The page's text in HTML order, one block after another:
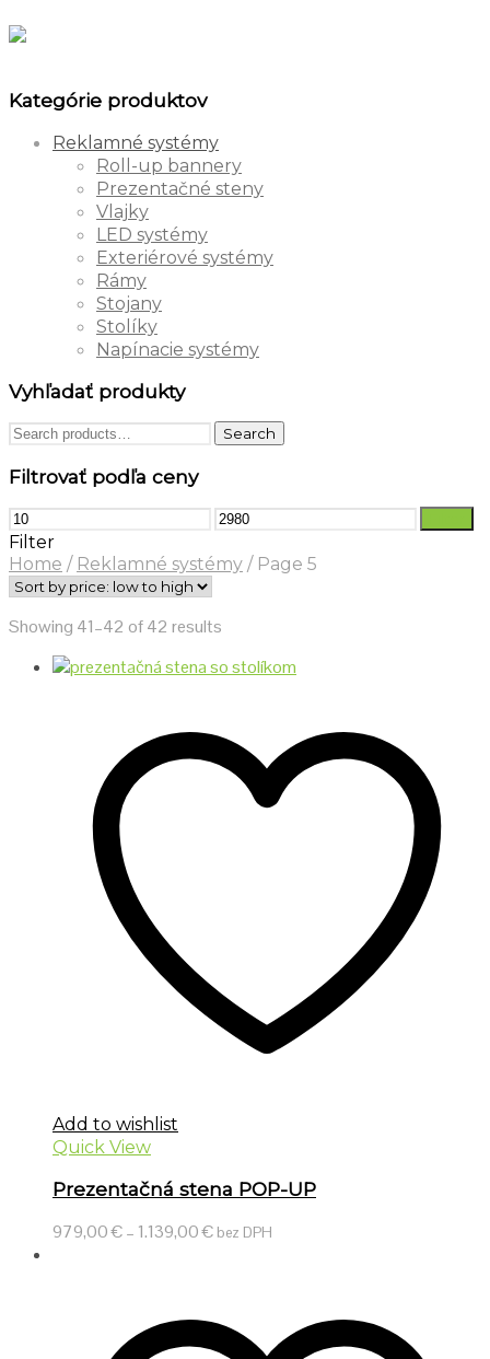
Kategórie produktov
Reklamné systémy
Roll-up bannery
Prezentačné steny
Vlajky
LED systémy
Exteriérové systémy
Rámy
Stojany
Stolíky
Napínacie systémy
Vyhľadať produkty
Search
for:
Search
Filtrovať podľa ceny
Min
price
Max
price
Filter
Home / Reklamné systémy /Page 5
Showing 41–42 of 42 results
Add to wishlist
Quick View
Prezentačná stena POP-UP
979,00€– 1.139,00€ bez DPH